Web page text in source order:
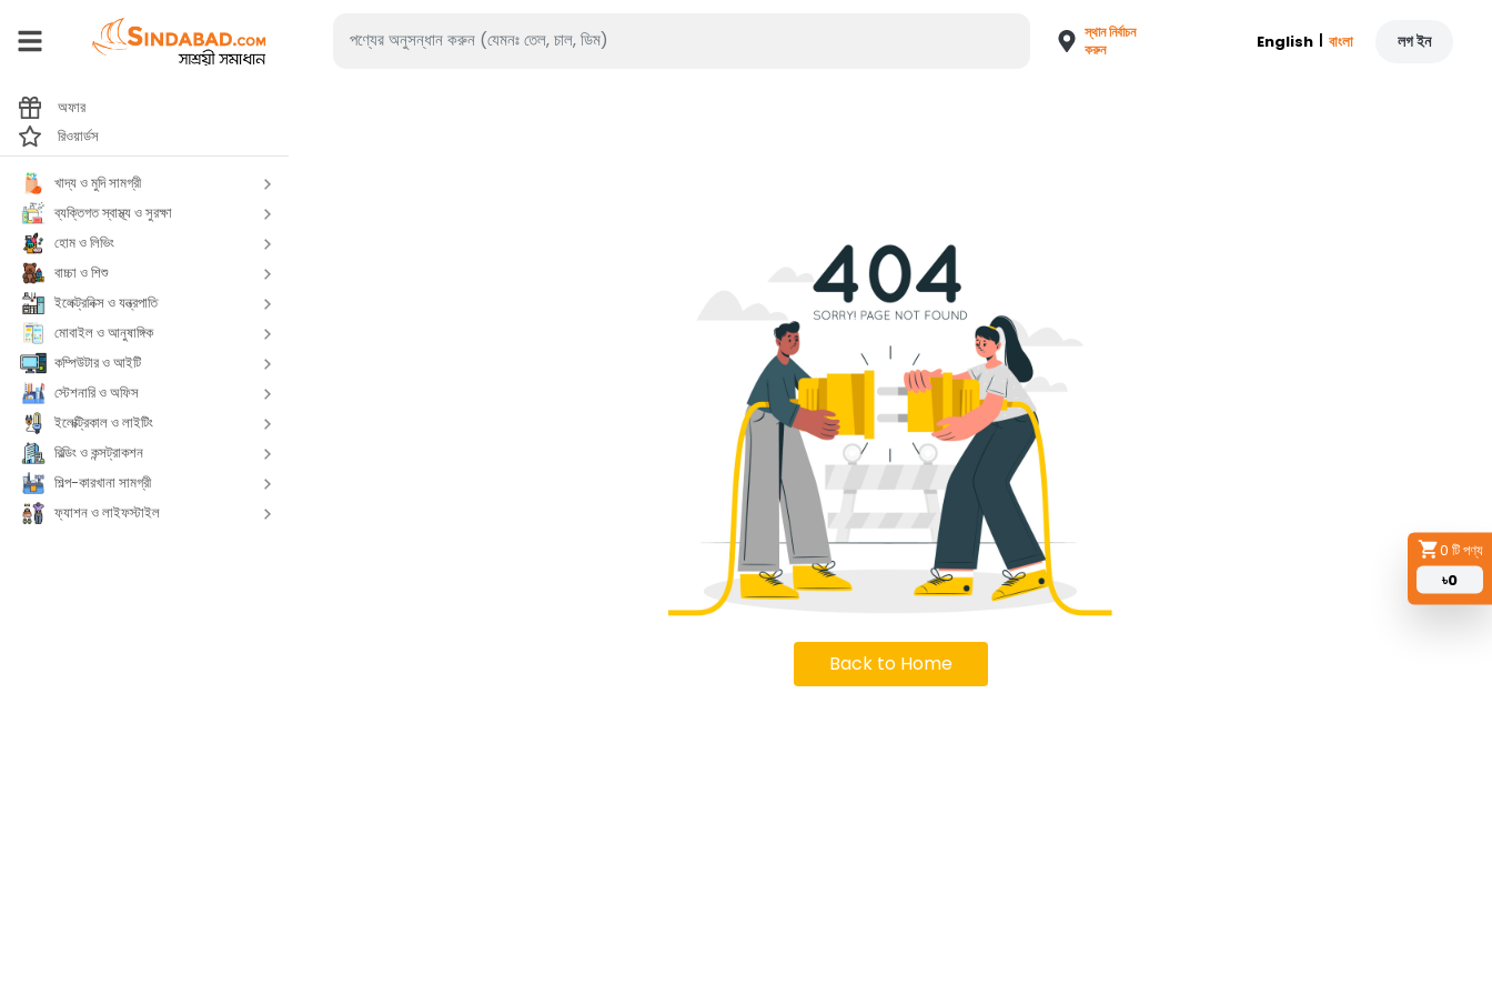
0 টি পণ্য
৳0
স্থান নির্বাচন
করুন
English | বাংলা লগ ইন
অফার
রিওয়ার্ডস
খাদ্য ও মুদি সামগ্রী
ব্যক্তিগত স্বাস্থ্য ও সুরক্ষা
হোম ও লিভিং
বাচ্চা ও শিশু
ইলেক্ট্রনিক্স ও যন্ত্রপাতি
মোবাইল ও আনুষাঙ্গিক
কম্পিউটার ও আইটি
স্টেশনারি ও অফিস
ইলেক্ট্রিকাল ও লাইটিং
বিল্ডিং ও কন্সট্রাকশন
শিল্প-কারখানা সামগ্রী
ফ্যাশন ও লাইফস্টাইল
Back to Home